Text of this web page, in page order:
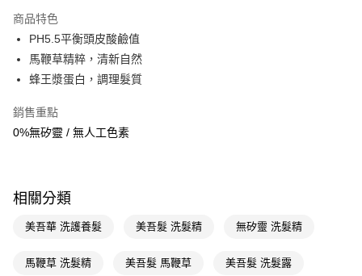
街口支付
悠遊付
Google Pay
AFTEE先享後付
相關說明
１．簡單：不需註冊會員、不需綁卡、不需儲值。
３．安心：先確認商品／服務後，再付款。
【「AFTEE先享後付」結帳流程】
１．於結帳方式選擇「AFTEE先享後付」後，將跳轉至「AFTEE先享後付」
運送方式
全家取貨付款
商品特色
PH5.5平衡頭皮酸鹼值
馬鞭草精粹，清新自然
蜂王漿蛋白，調理髮質
銷售重點
0%無矽靈 / 無人工色素
相關分類
美吾華 洗護養髮 美吾髮 洗髮精 無矽靈 洗髮精
馬鞭草 洗髮精 美吾髮 馬鞭草 美吾髮 洗髮露